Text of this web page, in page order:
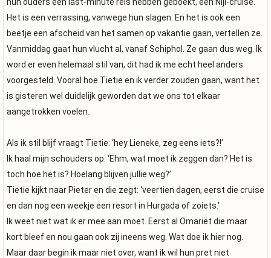
Het is een verrassing, vanwege hun slagen. En het is ook een
beetje een afscheid van het samen op vakantie gaan, vertellen ze.
Vanmiddag gaat hun vlucht al, vanaf Schiphol. Ze gaan dus weg. Ik
word er even helemaal stil van, dit had ik me echt heel anders
voorgesteld. Vooral hoe Tietie en ik verder zouden gaan, want het
is gisteren wel duidelijk geworden dat we ons tot elkaar
aangetrokken voelen.
Als ik stil blijf vraagt Tietie: ‘hey Lieneke, zeg eens iets?!’
Ik haal mijn schouders op. ‘Ehm, wat moet ik zeggen dan? Het is
toch hoe het is? Hoelang blijven jullie weg?’
Tietie kijkt naar Pieter en die zegt: ‘veertien dagen, eerst die cruise
en dan nog een weekje een resort in Hurgada of zoiets.’
Ik weet niet wat ik er mee aan moet. Eerst al Omariët die maar
kort bleef en nou gaan ook zij ineens weg. Wat doe ik hier nog.
Maar daar begin ik maar niet over, want ik wil hun pret niet